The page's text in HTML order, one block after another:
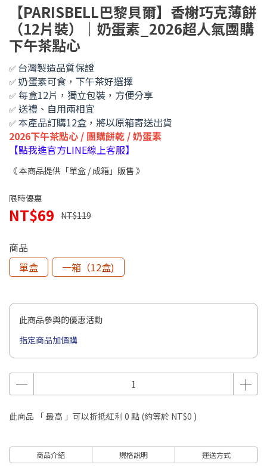
【PARISBELL巴黎貝爾】香榭巧克薄餅
（12片裝）｜奶蛋素_2026超人氣團購
下午茶點心
✅ 台灣製造品質保證
✅ 奶蛋素可食，下午茶好選擇
✅ 每盒12片，獨立包裝，方便分享
✅ 送禮、自用兩相宜
✅ 本產品訂購12盒，將以原箱寄送出貨
2026下午茶點心 / 團購餅乾 / 奶蛋素
【點我進官方LINE線上客服】
《 本商品提供「單盒 / 成箱」販售 》
限時優惠
NT$69 NT$119
商品
單盒
一箱（12盒)
此商品參與的優惠活動
指定商品加價購
此商品 「 最高 」可以折抵紅利 0 點 (約等於 NT$0 )
商品介紹 規格說明 運送方式